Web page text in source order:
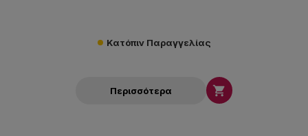
Κατόπιν Παραγγελίας
Περισσότερα 